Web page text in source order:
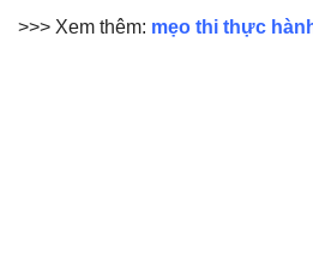
>>> Xem thêm: mẹo thi thực